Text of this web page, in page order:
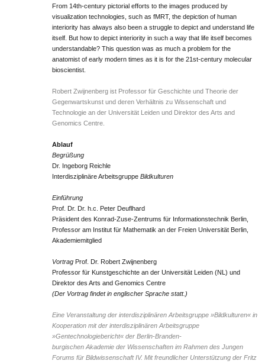
From 14th-century pictorial efforts to the images produced by
visualization technologies, such as fMRT, the depiction of human
interiority has always also been a struggle to depict and understand life
itself. But how to depict interiority in such a way that life itself becomes
understandable? This question was as much a problem for the
anatomist of early modern times as it is for the 21st-century molecular
bioscientist.
Robert Zwijnenberg ist Professor für Geschichte und Theorie der
Gegenwartskunst und deren Verhältnis zu Wissenschaft und
Technologie an der Universität Leiden und Direktor des Arts and
Genomics Centre.
Ablauf
Begrüßung
Dr. Ingeborg Reichle
Interdisziplinäre Arbeitsgruppe Bildkulturen
Einführung
Prof. Dr. Dr. h.c. Peter Deuflhard
Präsident des Konrad-Zuse-Zentrums für Informationstechnik Berlin,
Professor am Institut für Mathematik an der Freien Universität Berlin,
Akademiemitglied
Vortrag Prof. Dr. Robert Zwijnenberg
Professor für Kunstgeschichte an der Universität Leiden (NL) und
Direktor des Arts and Genomics Centre
(Der Vortrag findet in englischer Sprache statt.)
Eine Veranstaltung der interdisziplinären Arbeitsgruppe »Bildkulturen« in
Kooperation mit der interdisziplinären Arbeitsgruppe
»Gentechnologiebericht« der Berlin-Branden-
burgischen Akademie der Wissenschaften im Rahmen des Jungen
Forums für Bildwissenschaft IV. Mit freundlicher Unterstützung der Fritz